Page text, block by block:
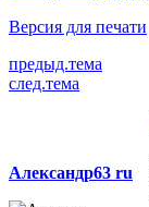
Версия для печати
предыд.тема
след.тема
Александр63 ru